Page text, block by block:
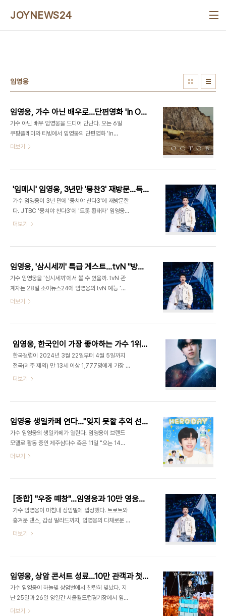
JOYNEWS24
임영웅
임영웅, 가수 아닌 배우로…단편영화 'In October' 6일 공개
가수 아닌 배우 임영웅을 드디어 만난다. 오는 6일
쿠팡플레이와 티빙에서 임영웅의 단편영화 'In
October'가 베일을 벗는다. 'In October'는 바이
웅 외에도 안은진과 현봉식이 출연해 완성도를 높였
고, 권오준 감독이 연출을 맡아 쓸쓸하면서도 감성적
인 영상이 이어진다. 익산과 충주 등에서 올로케이션
으로 촬영된 이번 단편영화는 고품격 감성으로 큰 사
랑을 받고 있는 임영웅의 '온기' 뮤직비디오로 먼저
기대감을 높여왔다. 특히 지난 5월, 약 10만 명의 영
더보기
'임메시' 임영웅, 3년만 '뭉찬3' 재방문…득점왕 차지한 '축덕'(공식)
가수 임영웅이 3년 만에 '뭉쳐야 찬다3'에 재방문한
다. JTBC '뭉쳐야 찬다3'에 '트롯 황태자' 임영웅이
출연한다. '리턴즈 FC'의 구단주로 활약하고 있는 임
로 유명하다. 전직 축구 선수 출신으로 꾸려진 '리턴
즈 FC' 구단주이자 스트라이커로 맹활약하고 있는
것은 물론, 프로리그를 능가하는 KA(코리아 아마추
어)리그까지 직접 만들어 매주 경기에도 참여하고 있
다. '리턴즈 FC'는 2024 KA리그에서 15경기 12승
기 19득점으로 대회 '득점왕'까지 차지했다. KA리
더보기
임영웅, '삼시세끼' 특급 게스트…tvN "방송 통해 확인 부탁"(공식)
가수 임영웅을 '삼시세끼'에서 볼 수 있을까. tvN 관
계자는 28일 조이뉴스24에 임영웅의 tvN 예능 '삼
시세끼' 출연과 관련해 "방송을 통해 확인 부탁드린
에서 나는 온갖 재료로 한 끼를 해결하기 위해 고군분
투하는 멤버들의 이야기를 다루는 프로그램이다.
2014년 첫 방송된 이후 정선, 어촌, 고창, 바다목장,
산촌 등을 돌며 '자급자족 유기농 라이프'를 보여줬
다. 이번 '삼시세끼' 새 시즌은 차승원과 유해진이 4
이 나영석 PD, 차승원, 유해진과 어떤 케미를 완성할
더보기
임영웅, 한국인이 가장 좋아하는 가수 1위…아이유·BTS TOP3
한국갤럽이 2024년 3월 22일부터 4월 5일까지
전국(제주 제외) 만 13세 이상 1,777명에게 가장 좋
아하는 가수를 물은 결과(자유응답) '임영
성'(2.7%), '영탁', '송가인'(이상 2.4%), '블랙핑
크'(BLACKPINK, 2.2%)가 10위 안에 들었
다. 2016년 데뷔한 임영웅은 2020년 TV조선 오
디션 프로그램 '미스터트롯' 우승 이후 공연, 방송, 광
고 등에서 가장 각광받는 스타로 자리잡았다. 아이유
램 출연도 꾸준히 병행하는 싱어송라이터다. 임영웅
더보기
임영웅 생일카페 연다…"잊지 못할 추억 선사"
가수 임영웅의 생일카페가 열린다. 임영웅이 브랜드
모델로 활동 중인 제주삼다수 측은 11일 "오는 14일
부터 16일까지 3일간 서울 마포구에 위치한 플래그
제공한다는 취지"라고 전했다. 특히 생일카페에서만
만나볼 수 있는 특전을 통해 팬들에게 잊지 못할 추억
을 선사할 예정이다. 임영웅 생일카페는 주어진 미
션을 수행해 스탬프를 모두 모으면 선물을 제공하는
스탬프 투어 형식으로 진행된다. 또한 음료와 디저트
다채로운 특전이 증정된다. 이외에도 전시존과 포토
더보기
[종합] "우중 떼창"…임영웅과 10만 영웅시대, 대형 노래방 된 상암벌
가수 임영웅이 마침내 상암벌에 입성했다. 트로트와
흥겨운 댄스, 감성 발라드까지, 임영웅의 다채로운 매
력이 빛난 곡들이 무대를 수놓았고, '영웅시대' 팬들
마포구 서울월드컵경기장에서 콘서트 '아임 히어로 -
더 스타디움(IM HERO - THE STADIUM)'을 열
고 팬들을 만났다. 빅뱅과 지드래곤, 싸이, 세븐틴 등
에 이은 단독콘서트로, 솔로 가수로서는 세 번째
다. 임영웅은 케이스포돔, 고척스카이돔에서 '아임
더보기
임영웅, 상암 콘서트 성료…10만 관객과 첫 스타디움 입성
가수 임영웅이 하늘빛 상암벌에서 찬란히 빛났다. 지
난 25일과 26일 양일간 서울월드컵경기장에서 임
영웅 2024 콘서트 'IM HERO - THE
더보기